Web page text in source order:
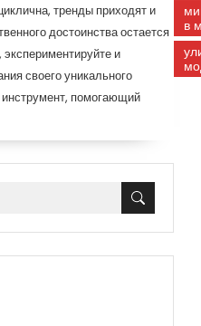
тренды приходят и
достоинства остается
и
своего уникального
помогающий
в